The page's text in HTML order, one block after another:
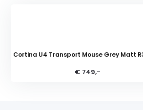
Cortina U4 Transport Mouse Grey Matt
€ 749,-